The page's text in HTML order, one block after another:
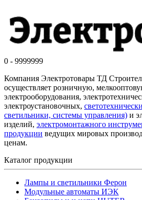
0 - 9999999
Компания Электротовары ТД
осуществляет розничную,
электрооборудования,
электроустановочных,
светильники, системы управления) и
изделий, электромонтажного
продукции ведущих мировых
ценам.
Каталог продукции
Лампы и светильники Ферон
Модульные автоматы ИЭК